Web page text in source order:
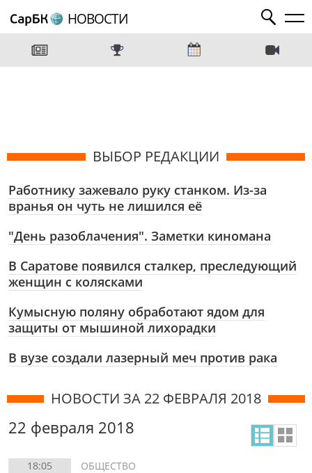
НОВОСТИ
ВЫБОР РЕДАКЦИИ
Работнику зажевало руку станком. Из-за
вранья он чуть не лишился её
"День разоблачения". Заметки киномана
В Саратове появился сталкер, преследующий
женщин с колясками
Кумысную поляну обработают ядом для
защиты от мышиной лихорадки
В вузе создали лазерный меч против рака
НОВОСТИ ЗА 22 ФЕВРАЛЯ 2018
22 февраля 2018
18:05 ОБЩЕСТВО